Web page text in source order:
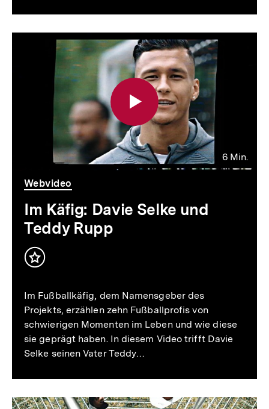
6 Min.
Video
Dauer
6
Min.
Webvideo
Im Käfig: Davie Selke und
Teddy Rupp
Inhalt
Im Fußballkäfig, dem Namensgeber des
Projekts, erzählen zehn Fußballprofis von
schwierigen Momenten im Leben und wie diese
sie geprägt haben. In diesem Video trifft Davie
Selke seinen Vater Teddy…